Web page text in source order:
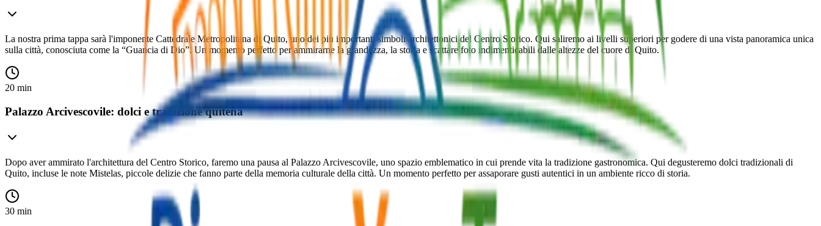
La nostra prima tappa sarà l'imponente Cattedrale Metropolitana di Quito, uno dei più importanti simboli architettonici del Centro Storico. Qui saliremo ai livelli superiori per godere di una vista panoramica unica
sulla città, conosciuta come la “Guancia di Dio”. Un momento perfetto per ammirarne la grandezza, la storia e scattare foto indimenticabili dalle altezze del cuore di Quito.
20 min
Palazzo Arcivescovile: dolci e tradizione quiteña
Dopo aver ammirato l'architettura del Centro Storico, faremo una pausa al Palazzo Arcivescovile, uno spazio emblematico in cui prende vita la tradizione gastronomica. Qui degusteremo dolci tradizionali di
Quito, incluse le note Mistelas, piccole delizie che fanno parte della memoria culturale della città. Un momento perfetto per assaporare gusti autentici in un ambiente ricco di storia.
30 min